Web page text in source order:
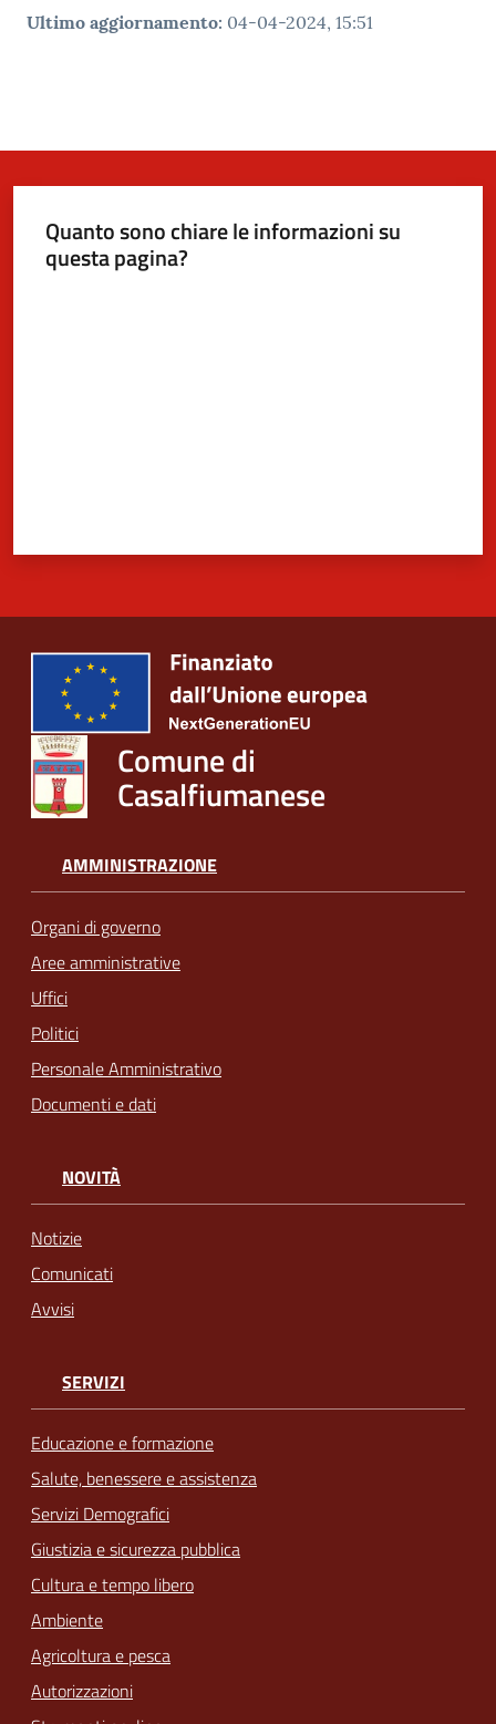
Ultimo aggiornamento: 04-04-2024, 15:51
Quanto sono chiare le informazioni su
questa pagina?
Comune di
Casalfiumanese
AMMINISTRAZIONE
Organi di governo
Aree amministrative
Uffici
Politici
Personale Amministrativo
Documenti e dati
NOVITÀ
Notizie
Comunicati
Avvisi
SERVIZI
Educazione e formazione
Salute, benessere e assistenza
Servizi Demografici
Giustizia e sicurezza pubblica
Cultura e tempo libero
Ambiente
Agricoltura e pesca
Autorizzazioni